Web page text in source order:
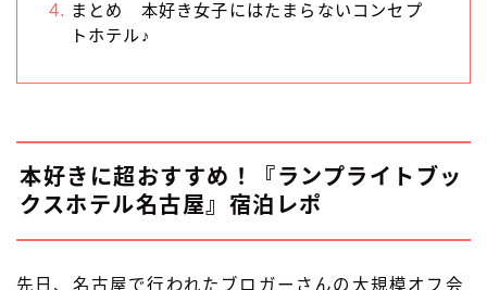
まとめ 本好き女子にはたまらないコンセプ
トホテル♪
本好きに超おすすめ！『ランプライトブッ
クスホテル名古屋』宿泊レポ
先日、名古屋で行われたブロガーさんの大規模オフ会